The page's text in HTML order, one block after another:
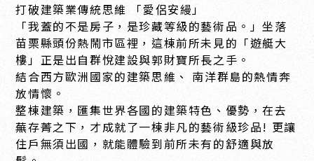
打破建築業傳統思維 「愛侶安縵」
「我蓋的不是房子，是珍藏等級的藝術品。」坐落
苗栗縣頭份熱鬧市區裡，這棟前所未見的「遊艇大
樓」正是出自群悅建設與郭財寶所長之手。
結合西方歐洲國家的建築思維、 南洋群島的熱情奔
放情懷。
整棟建築，匯集世界各國的建築特色、優勢，在去
蕪存菁之下，才成就了一棟非凡的藝術級珍品! 更讓
住戶無須出國，就能體驗到前所未有的舒適與放